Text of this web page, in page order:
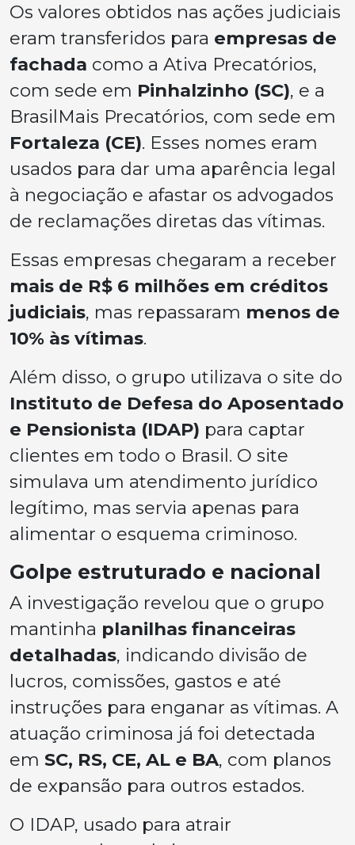
Os valores obtidos nas ações judiciais
eram transferidos para empresas de
fachada como a Ativa Precatórios,
com sede em Pinhalzinho (SC), e a
BrasilMais Precatórios, com sede em
Fortaleza (CE). Esses nomes eram
usados para dar uma aparência legal
à negociação e afastar os advogados
de reclamações diretas das vítimas.
Essas empresas chegaram a receber
mais de R$ 6 milhões em créditos
judiciais, mas repassaram menos de
10% às vítimas.
Além disso, o grupo utilizava o site do
Instituto de Defesa do Aposentado
e Pensionista (IDAP) para captar
clientes em todo o Brasil. O site
simulava um atendimento jurídico
legítimo, mas servia apenas para
alimentar o esquema criminoso.
Golpe estruturado e nacional
A investigação revelou que o grupo
mantinha planilhas financeiras
detalhadas, indicando divisão de
lucros, comissões, gastos e até
instruções para enganar as vítimas. A
atuação criminosa já foi detectada
em SC, RS, CE, AL e BA, com planos
de expansão para outros estados.
O IDAP, usado para atrair